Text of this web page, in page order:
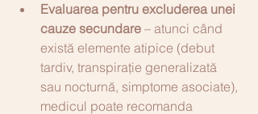
Evaluarea pentru excluderea unei
cauze secundare – atunci când
există elemente atipice (debut
tardiv, transpirație generalizată
sau nocturnă, simptome asociate),
medicul poate recomanda